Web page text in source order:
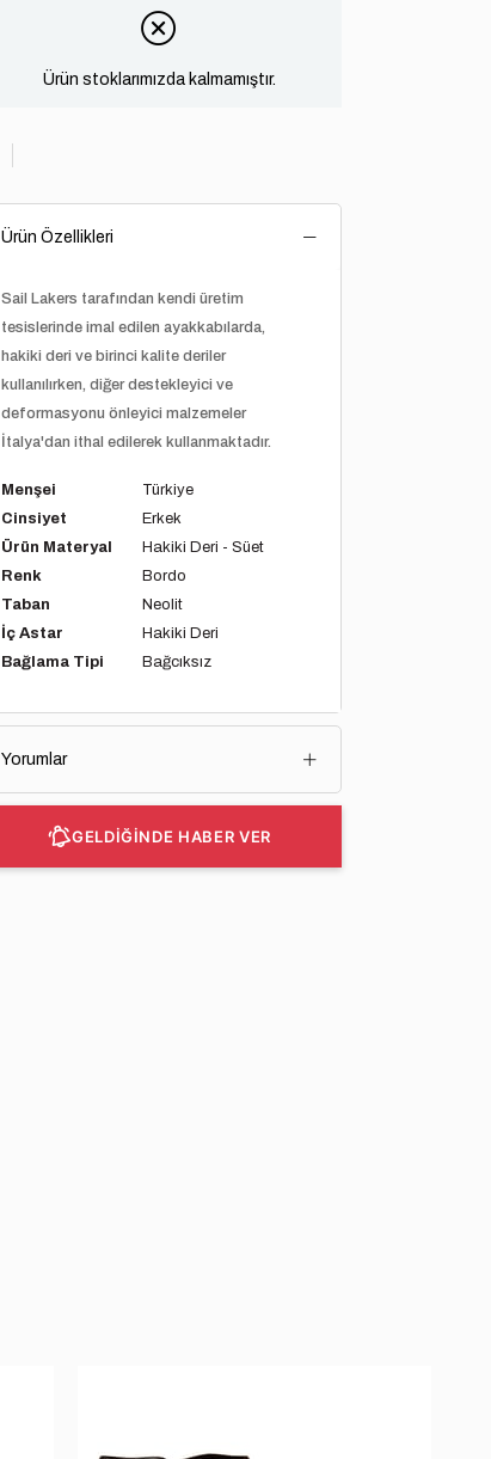
Ürün stoklarımızda kalmamıştır.
Ürün Özellikleri
Sail Lakers tarafından kendi üretim
tesislerinde imal edilen ayakkabılarda,
hakiki deri ve birinci kalite deriler
kullanılırken, diğer destekleyici ve
deformasyonu önleyici malzemeler
İtalya'dan ithal edilerek kullanmaktadır.
Menşei
Türkiye
Cinsiyet
Erkek
Ürün Materyal
Hakiki Deri - Süet
Renk
Bordo
Taban
Neolit
İç Astar
Hakiki Deri
Bağlama Tipi
Bağcıksız
Yorumlar
GELDİĞİNDE HABER VER